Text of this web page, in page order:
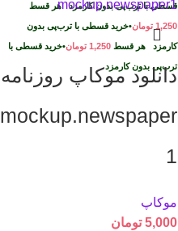
قسطی با ترب‌پی بدون کارمزدهر قسط
1,250 تومان•خرید قسطی با ترب‌پی بدون
کارمزد هر قسط 1,250 تومان•خرید قسطی با
ترب‌پی بدون کارمزد
دانلود موکاپ روزنامه
mockup.newspaper
1
موکاپ
5,000 تومان